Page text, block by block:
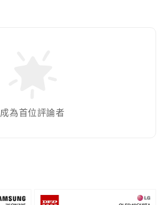
成為首位評論者